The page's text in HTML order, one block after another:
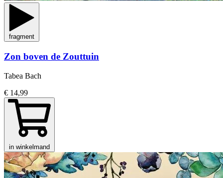
fragment
Zon boven de Zouttuin
Tabea Bach
€ 14,99
in winkelmand